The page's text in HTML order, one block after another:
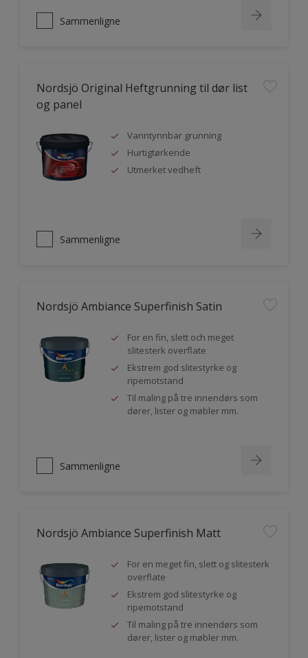
Sammenligne
Nordsjö Original Heftgrunning til dør list
og panel
Vanntynnbar grunning
Hurtigtørkende
Utmerket vedheft
Sammenligne
Nordsjö Ambiance Superfinish Satin
For en fin, slett och meget
slitesterk overflate
Ekstrem god slitestyrke og
ripemotstand
Til maling på tre innendørs som
dører, lister og møbler mm.
Sammenligne
Nordsjö Ambiance Superfinish Matt
For en meget fin, slett og slitesterk
overflate
Ekstrem god slitestyrke og
ripemotstand
Til maling på tre innendørs som
dører, lister og møbler mm.